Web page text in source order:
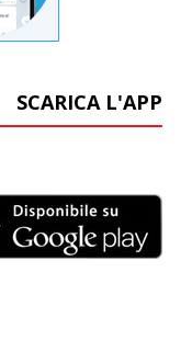
SCARICA L'APP